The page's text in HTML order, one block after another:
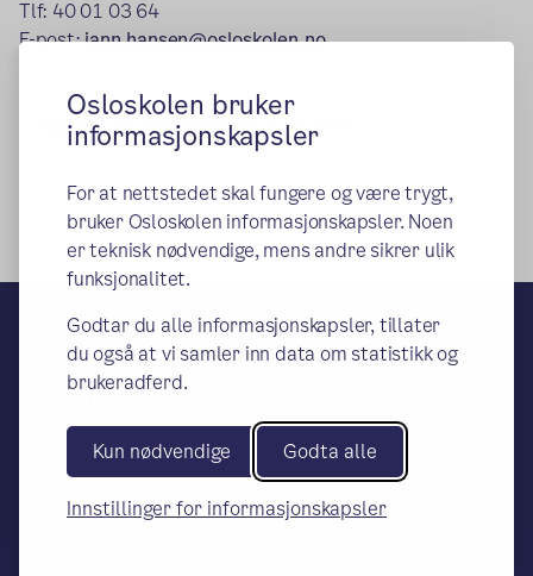
Osloskolen bruker
informasjonskapsler
For at nettstedet skal fungere og være trygt,
bruker Osloskolen informasjonskapsler. Noen
er teknisk nødvendige, mens andre sikrer ulik
funksjonalitet.
Godtar du alle informasjonskapsler, tillater
du også at vi samler inn data om statistikk og
brukeradferd.
Kun nødvendige Godta alle
Innstillinger for informasjonskapsler
Tlf: 40 01 03 64
E-post:jann.hansen@osloskolen.no
Publisert: 19.06.2015Endret:21.10.2024
Etterstad videregående
skole
– en del av Osloskolen
Besøks- og leveringsadresse:
Etterstadsletta 5, 0660 Oslo, / Avdeling